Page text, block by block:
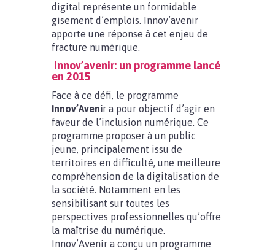
digital représente un formidable
gisement d’emplois. Innov’avenir
apporte une réponse à cet enjeu de
fracture numérique.
Innov’avenir: un programme lancé
en 2015
Face à ce défi, le programme
Innov’Avenir a pour objectif d’agir en
faveur de l’inclusion numérique. Ce
programme proposer à un public
jeune, principalement issu de
territoires en difficulté, une meilleure
compréhension de la digitalisation de
la société. Notamment en les
sensibilisant sur toutes les
perspectives professionnelles qu’offre
la maîtrise du numérique.
Innov’Avenir a conçu un programme